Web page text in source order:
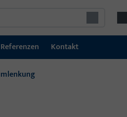
Referenzen Kontakt